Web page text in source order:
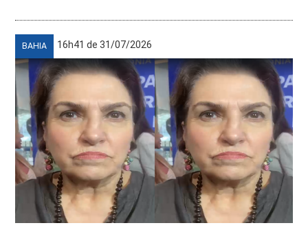
BAHIA 16h41 de 31/07/2026